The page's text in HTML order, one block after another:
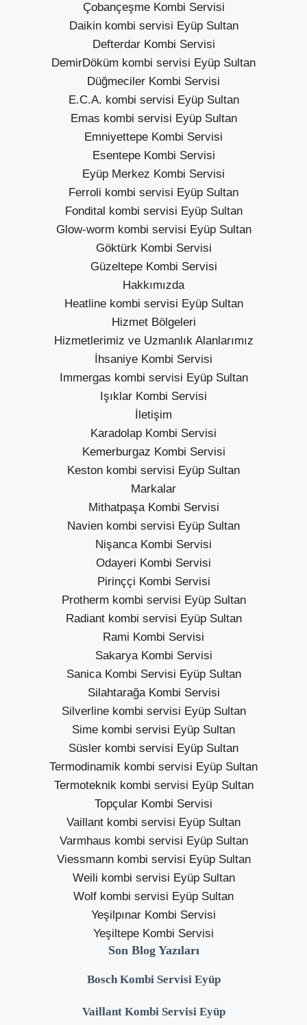
Çobançeşme Kombi Servisi
Daikin kombi servisi Eyüp Sultan
Defterdar Kombi Servisi
DemirDöküm kombi servisi Eyüp Sultan
Düğmeciler Kombi Servisi
E.C.A. kombi servisi Eyüp Sultan
Emas kombi servisi Eyüp Sultan
Emniyettepe Kombi Servisi
Esentepe Kombi Servisi
Eyüp Merkez Kombi Servisi
Ferroli kombi servisi Eyüp Sultan
Fondital kombi servisi Eyüp Sultan
Glow-worm kombi servisi Eyüp Sultan
Göktürk Kombi Servisi
Güzeltepe Kombi Servisi
Hakkımızda
Heatline kombi servisi Eyüp Sultan
Hizmet Bölgeleri
Hizmetlerimiz ve Uzmanlık Alanlarımız
İhsaniye Kombi Servisi
Immergas kombi servisi Eyüp Sultan
Işıklar Kombi Servisi
İletişim
Karadolap Kombi Servisi
Kemerburgaz Kombi Servisi
Keston kombi servisi Eyüp Sultan
Markalar
Mithatpaşa Kombi Servisi
Navien kombi servisi Eyüp Sultan
Nişanca Kombi Servisi
Odayeri Kombi Servisi
Pirinççi Kombi Servisi
Protherm kombi servisi Eyüp Sultan
Radiant kombi servisi Eyüp Sultan
Rami Kombi Servisi
Sakarya Kombi Servisi
Sanica Kombi Servisi Eyüp Sultan
Silahtarağa Kombi Servisi
Silverline kombi servisi Eyüp Sultan
Sime kombi servisi Eyüp Sultan
Süsler kombi servisi Eyüp Sultan
Termodinamik kombi servisi Eyüp Sultan
Termoteknik kombi servisi Eyüp Sultan
Topçular Kombi Servisi
Vaillant kombi servisi Eyüp Sultan
Varmhaus kombi servisi Eyüp Sultan
Viessmann kombi servisi Eyüp Sultan
Weili kombi servisi Eyüp Sultan
Wolf kombi servisi Eyüp Sultan
Yeşilpınar Kombi Servisi
Yeşiltepe Kombi Servisi
Son Blog Yazıları
Bosch Kombi Servisi Eyüp
Vaillant Kombi Servisi Eyüp